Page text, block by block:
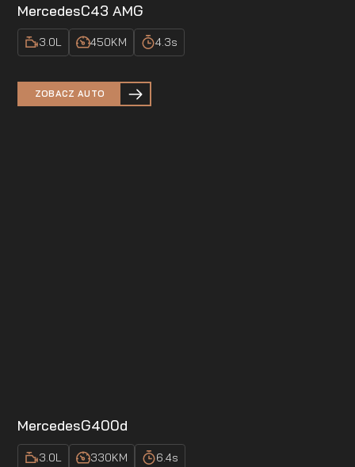
MercedesC43 AMG
3.0L 450KM 4.3s
ZOBACZ AUTO
MercedesG400d
3.0L 330KM 6.4s